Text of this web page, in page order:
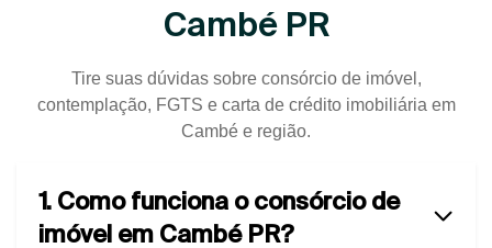
Cambé PR
Tire suas dúvidas sobre consórcio de imóvel,
contemplação, FGTS e carta de crédito imobiliária em
Cambé e região.
1. Como funciona o consórcio de
imóvel em Cambé PR?